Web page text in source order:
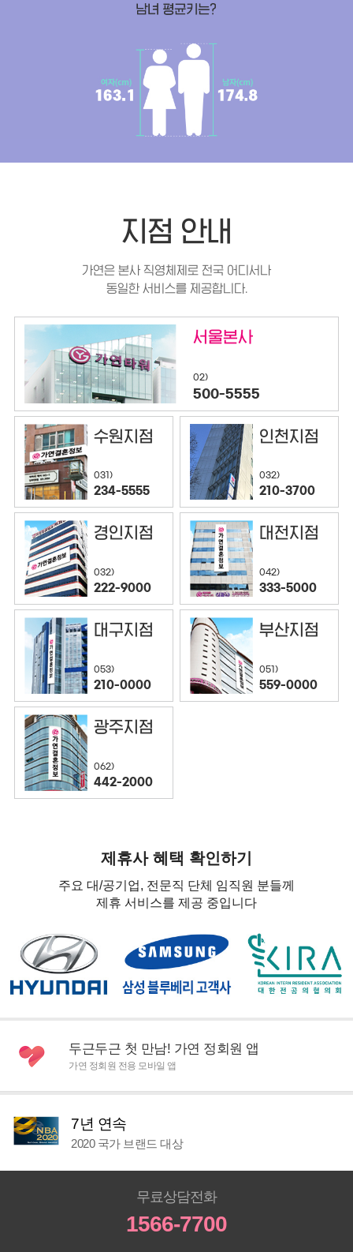
지점 안내
가연은 본사 직영체제로 전국 어디서나
동일한 서비스를 제공합니다.
서울본사
02)
500-5555
수원지점
031)
234-5555
인천지점
032)
210-3700
경인지점
032)
222-9000
대전지점
042)
333-5000
대구지점
053)
210-0000
부산지점
051)
559-0000
광주지점
062)
442-2000
제휴사 혜택 확인하기
주요 대/공기업, 전문직 단체 임직원 분들께
제휴 서비스를 제공 중입니다
두근두근 첫 만남! 가연 정회원 앱
가연 정회원 전용 모바일 앱
7년 연속
2020 국가 브랜드 대상
무료상담전화
1566-7700